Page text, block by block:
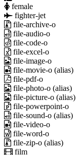
female
fighter-jet
file-archive-o
file-audio-o
file-code-o
file-excel-o
file-image-o
file-movie-o (alias)
file-pdf-o
file-photo-o (alias)
file-picture-o (alias)
file-powerpoint-o
file-sound-o (alias)
file-video-o
file-word-o
file-zip-o (alias)
film